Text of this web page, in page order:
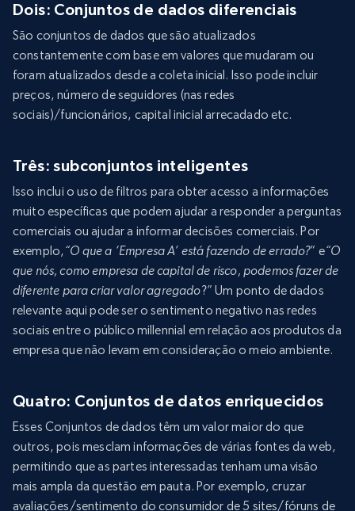
Dois: Conjuntos de dados diferenciais
São conjuntos de dados que são atualizados
constantemente com base em valores que mudaram ou
foram atualizados desde a coleta inicial. Isso pode incluir
preços, número de seguidores (nas redes
sociais)/funcionários, capital inicial arrecadado etc.
Três: subconjuntos inteligentes
Isso inclui o uso de filtros para obter acesso a informações
muito específicas que podem ajudar a responder a perguntas
comerciais ou ajudar a informar decisões comerciais. Por
exemplo,“O que a ‘Empresa A’ está fazendo de errado?” e“O
que nós, como empresa de capital de risco, podemos fazer de
diferente para criar valor agregado?” Um ponto de dados
relevante aqui pode ser o sentimento negativo nas redes
sociais entre o público millennial em relação aos produtos da
empresa que não levam em consideração o meio ambiente.
Quatro: Conjuntos de datos enriquecidos
Esses Conjuntos de dados têm um valor maior do que
outros, pois mesclam informações de várias fontes da web,
permitindo que as partes interessadas tenham uma visão
mais ampla da questão em pauta. Por exemplo, cruzar
avaliações/sentimento do consumidor de 5 sites/fóruns de